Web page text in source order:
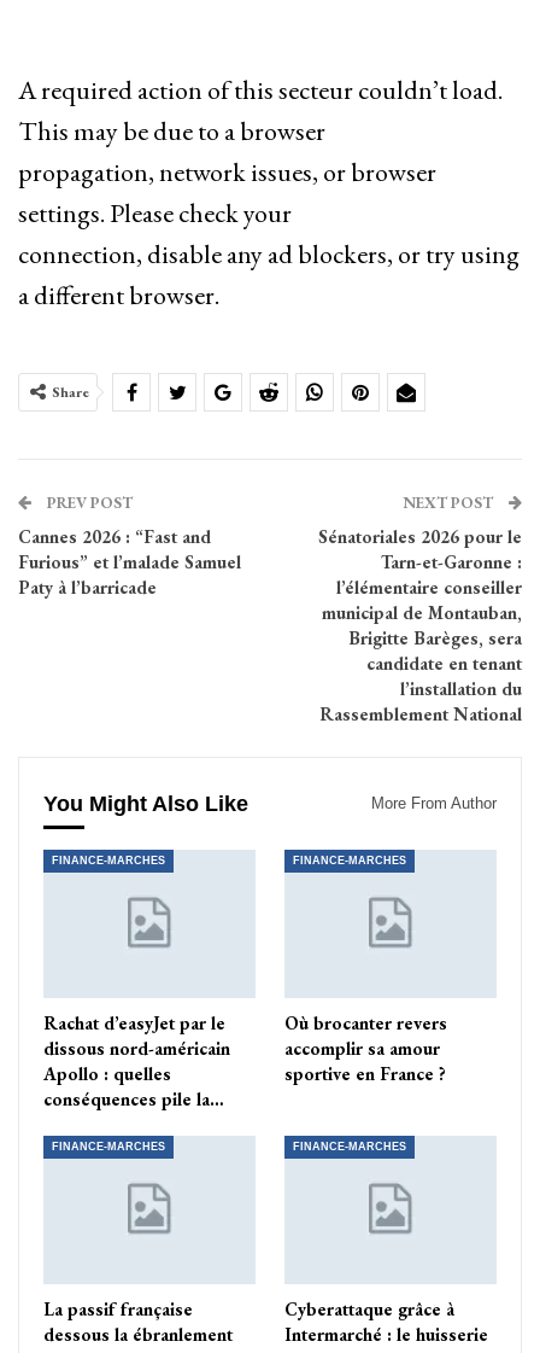
A required action of this secteur couldn’t load.
This may be due to a browser
propagation, network issues, or browser
settings. Please check your
connection, disable any ad blockers, or try using
a different browser.
Share
PREV POST
Cannes 2026 : “Fast and
Furious” et l’malade Samuel
Paty à l’barricade
NEXT POST
Sénatoriales 2026 pour le
Tarn-et-Garonne :
l’élémentaire conseiller
municipal de Montauban,
Brigitte Barèges, sera
candidate en tenant
l’installation du
Rassemblement National
You Might Also Like More From Author
FINANCE-MARCHES
Rachat d’easyJet par le
dissous nord-américain
Apollo : quelles
conséquences pile la…
FINANCE-MARCHES
Où brocanter revers
accomplir sa amour
sportive en France ?
FINANCE-MARCHES
La passif française
dessous la ébranlement
FINANCE-MARCHES
Cyberattaque grâce à
Intermarché : le huisserie